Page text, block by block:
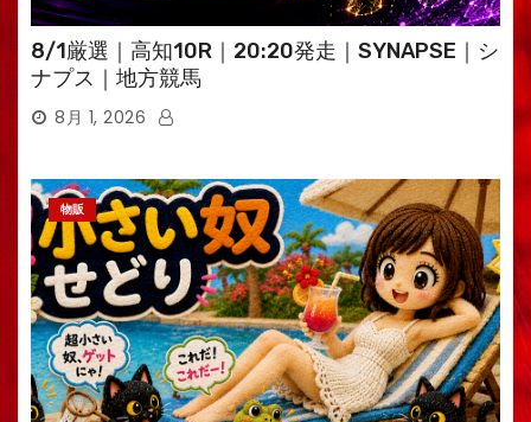
8/1厳選｜高知10R｜20:20発走｜SYNAPSE｜シ
ナプス｜地方競馬
8月 1, 2026
物販